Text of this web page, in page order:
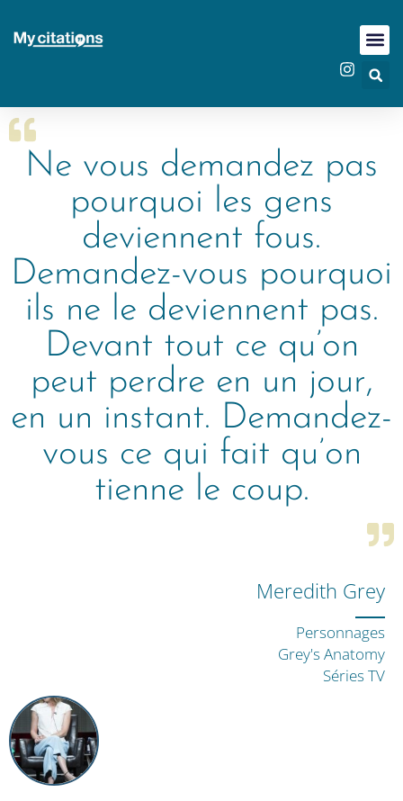
Ne vous demandez pas
pourquoi les gens
deviennent fous.
Demandez-vous pourquoi
ils ne le deviennent pas.
Devant tout ce qu’on
peut perdre en un jour,
en un instant. Demandez-
vous ce qui fait qu’on
tienne le coup.
Meredith Grey
Personnages
Grey's Anatomy
Séries TV